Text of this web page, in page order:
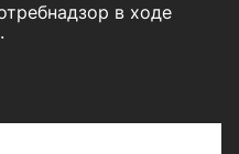
в ходе